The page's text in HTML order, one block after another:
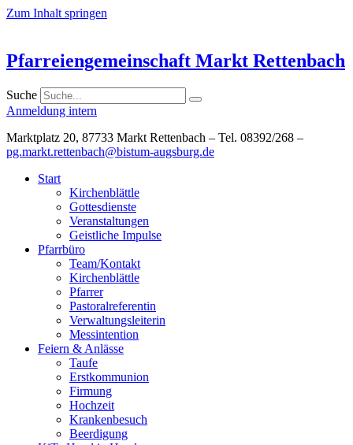
Zum Inhalt springen
Pfarreiengemeinschaft Markt Rettenbach
Suche
Anmeldung intern
Marktplatz 20, 87733 Markt Rettenbach – Tel. 08392/268 –
pg.markt.rettenbach@bistum-augsburg.de
Start
Kirchenblättle
Gottesdienste
Veranstaltungen
Geistliche Impulse
Pfarrbüro
Team/Kontakt
Kirchenblättle
Pfarrer
Pastoralreferentin
Verwaltungsleiterin
Messintention
Feiern & Anlässe
Taufe
Erstkommunion
Firmung
Hochzeit
Krankenbesuch
Beerdigung